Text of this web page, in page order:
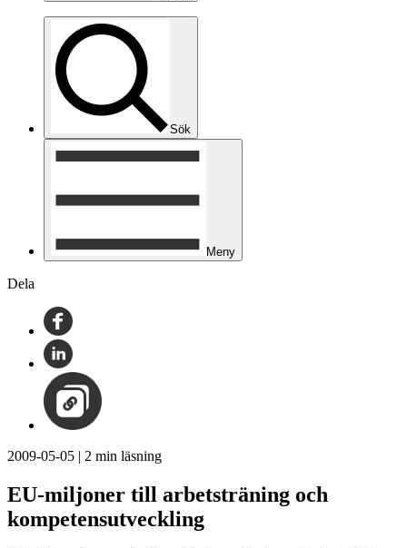
Sök
Meny
Dela
2009-05-05 | 2 min läsning
EU-miljoner till arbetsträning och
kompetensutveckling